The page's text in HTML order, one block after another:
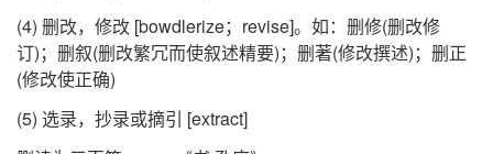
(4) 删改，修改 [bowdlerize；revise]。如：删修(删改修
订)；删叙(删改繁冗而使叙述精要)；删著(修改撰述)；删正
(修改使正确)
(5) 选录，抄录或摘引 [extract]